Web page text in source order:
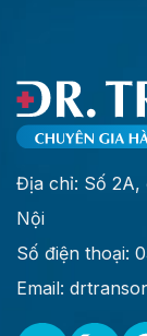
Địa chỉ: Số 2A,
Nội
Số điện thoại:
Email: